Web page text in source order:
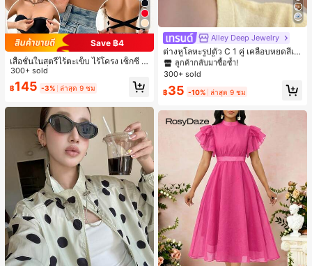
Save ฿4
เสื้อชั้นในสตรีไร้ตะเข็บ ไร้โครง เซ็กซี่ ด้
านข้างไม่ลื่น แผ่นรองถอดได้ ลายไขว้ห
ลัง ไร้สาย สบายตลอดวัน
300+ sold
฿145 -3% ล่าสุด 9 ชม
Alley Deep Jewelry
ต่างหูโลหะรูปตัว C 1 คู่ เคลือบหยดสีเห
ลือง ลายจุดสีน้ำเงิน สไตล์ยุโรปและอเม
ริกัน แฟชั่นส่วนตัว หวานและสง่างาม
ดินทาง งานแต่งงาน ปาร์ตี้ วันเกิด ของ
#1 ขายดี ใน โบโฮ ต่างหูผู้หญิง
ลูกค้ากลับมาซื้อซ้ำ!
เกือบหมดแล้ว!
#1 ขายดี ใน โบโฮ ต่างหูผู้หญิง
ลูกค้ากลับมาซื้อซ้ำ!
เกือบหมดแล้ว!
#1 ขายดี ใน โบโฮ ต่างหูผู้หญิง
ลูกค้ากลับมาซื้อซ้ำ!
เกือบหมดแล้ว!
#1 ขายดี
ใน โบโฮ ต่างหูผู้หญิง
ลูกค้ากลับมาซื้อซ้ำ!
เกือบหมดแล้ว!
300+ sold
฿35 -10% ล่าสุด 9 ชม